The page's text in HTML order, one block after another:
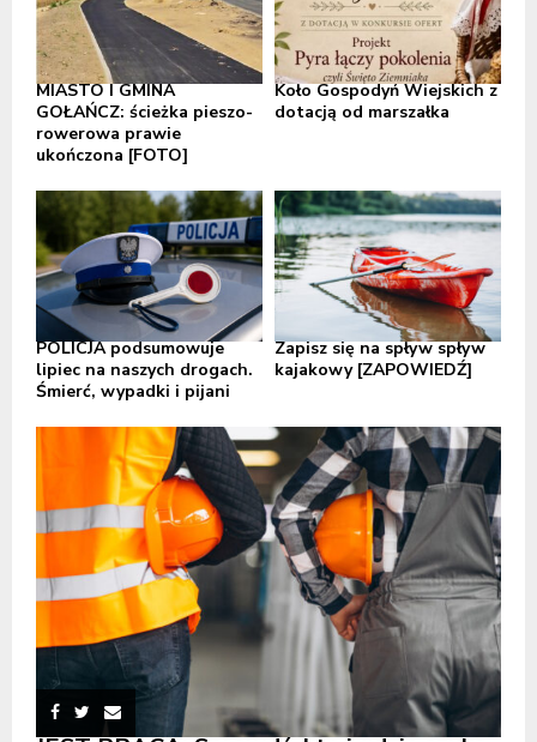
MIASTO I GMINA
GOŁAŃCZ: ścieżka pieszo-
rowerowa prawie
ukończona [FOTO]
Koło Gospodyń Wiejskich z
dotacją od marszałka
POLICJA podsumowuje
lipiec na naszych drogach.
Śmierć, wypadki i pijani
Zapisz się na spływ spływ
kajakowy [ZAPOWIEDŹ]